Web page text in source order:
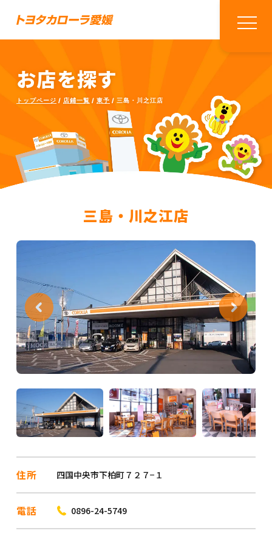
お店を探す
トップページ 店鋪一覧 東予 三島・川之江店
三島・川之江店
住所 四国中央市下柏町７２７−１
電話 0896-24-5749